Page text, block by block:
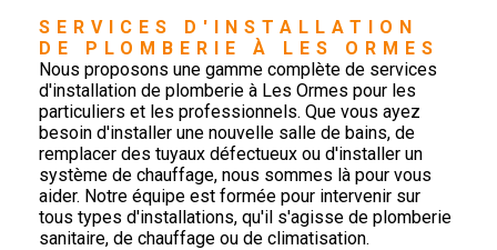
SERVICES D'INSTALLATION
DE PLOMBERIE À LES ORMES
Nous proposons une gamme complète de services
d'installation de plomberie à Les Ormes pour les
particuliers et les professionnels. Que vous ayez
besoin d'installer une nouvelle salle de bains, de
remplacer des tuyaux défectueux ou d'installer un
système de chauffage, nous sommes là pour vous
aider. Notre équipe est formée pour intervenir sur
tous types d'installations, qu'il s'agisse de plomberie
sanitaire, de chauffage ou de climatisation.